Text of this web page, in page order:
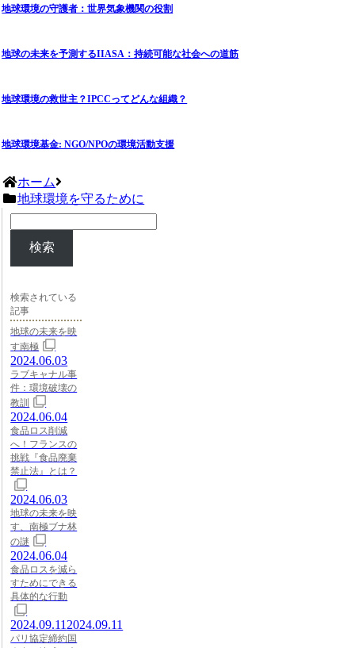
地球環境の守護者：世界気象機関の役割
地球の未来を予測するIIASA：持続可能な社会への道筋
地球環境の救世主？IPCCってどんな組織？
地球環境基金: NGO/NPOの環境活動支援
ホーム
地球環境を守るために
検索
検索されている
記事
地球の未来を映
す南極
2024.06.03
ラブキャナル事
件：環境破壊の
教訓
2024.06.04
食品ロス削減
へ！フランスの
挑戦『食品廃棄
禁止法』とは？
2024.06.03
地球の未来を映
す、南極ブナ林
の謎
2024.06.04
食品ロスを減ら
すためにできる
具体的な行動
2024.09.11 2024.09.11
パリ協定締約国